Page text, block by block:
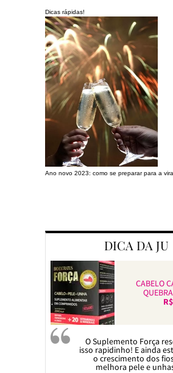
Dicas rápidas!
Ano novo 2023: como se preparar para a
DICA DA JU
CABELO
R$
O Suplemento Força
isso rapidinho! E ainda
o crescimento dos
melhora pele e